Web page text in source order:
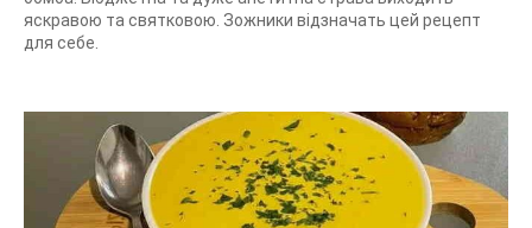
яскравою та святковою. Зожники відзначать цей рецепт
для себе.